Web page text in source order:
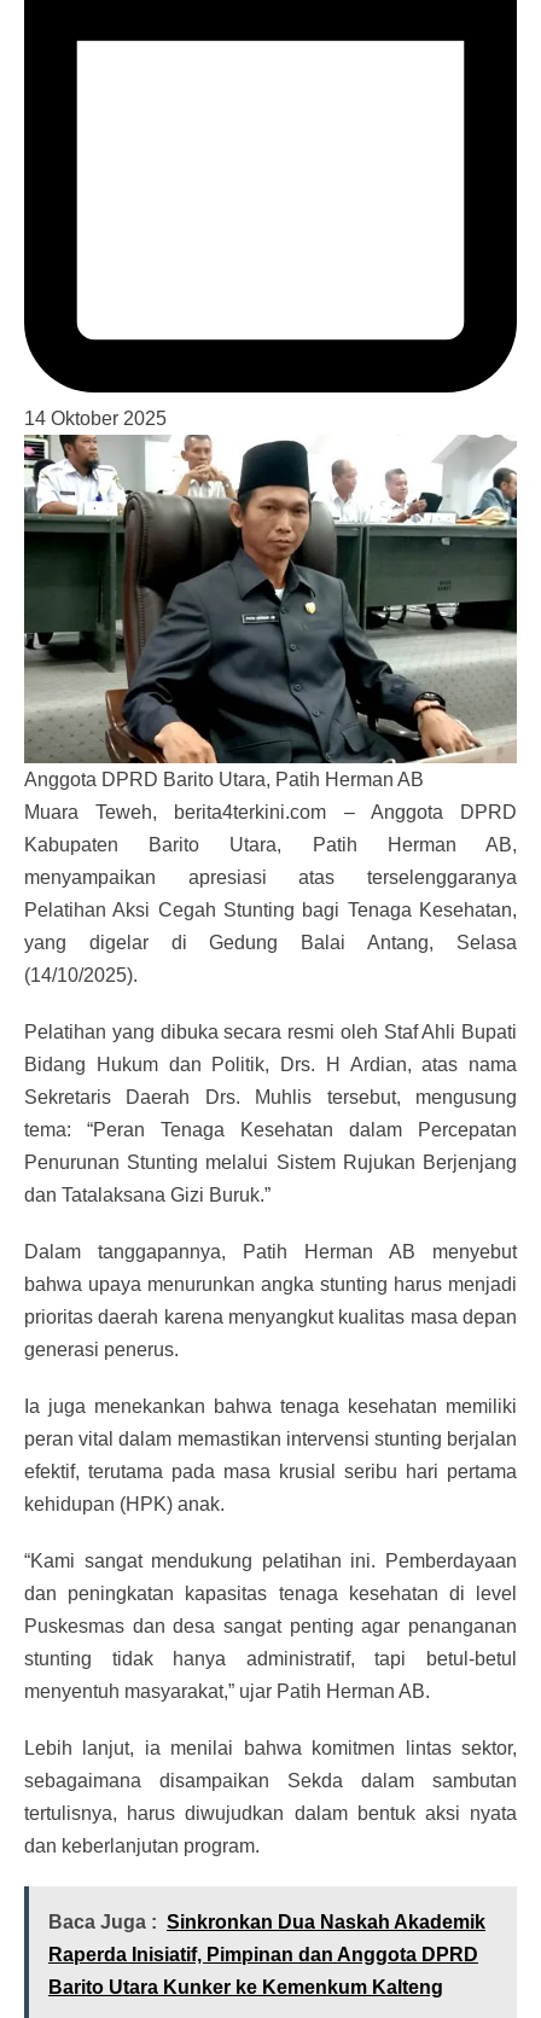
14 Oktober 2025
Anggota DPRD Barito Utara, Patih Herman AB
Muara Teweh, berita4terkini.com – Anggota DPRD
Kabupaten Barito Utara, Patih Herman AB,
menyampaikan apresiasi atas terselenggaranya
Pelatihan Aksi Cegah Stunting bagi Tenaga Kesehatan,
yang digelar di Gedung Balai Antang, Selasa
(14/10/2025).
Pelatihan yang dibuka secara resmi oleh Staf Ahli Bupati
Bidang Hukum dan Politik, Drs. H Ardian, atas nama
Sekretaris Daerah Drs. Muhlis tersebut, mengusung
tema: “Peran Tenaga Kesehatan dalam Percepatan
Penurunan Stunting melalui Sistem Rujukan Berjenjang
dan Tatalaksana Gizi Buruk.”
Dalam tanggapannya, Patih Herman AB menyebut
bahwa upaya menurunkan angka stunting harus menjadi
prioritas daerah karena menyangkut kualitas masa depan
generasi penerus.
Ia juga menekankan bahwa tenaga kesehatan memiliki
peran vital dalam memastikan intervensi stunting berjalan
efektif, terutama pada masa krusial seribu hari pertama
kehidupan (HPK) anak.
“Kami sangat mendukung pelatihan ini. Pemberdayaan
dan peningkatan kapasitas tenaga kesehatan di level
Puskesmas dan desa sangat penting agar penanganan
stunting tidak hanya administratif, tapi betul-betul
menyentuh masyarakat,” ujar Patih Herman AB.
Lebih lanjut, ia menilai bahwa komitmen lintas sektor,
sebagaimana disampaikan Sekda dalam sambutan
tertulisnya, harus diwujudkan dalam bentuk aksi nyata
dan keberlanjutan program.
Baca Juga : Sinkronkan Dua Naskah Akademik
Raperda Inisiatif, Pimpinan dan Anggota DPRD
Barito Utara Kunker ke Kemenkum Kalteng